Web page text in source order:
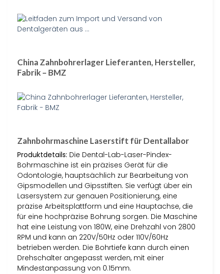
China Zahnbohrerlager Lieferanten, Hersteller,
Fabrik – BMZ
Zahnbohrmaschine Laserstift für Dentallabor
Produktdetails: Die Dental-Lab-Laser-Pindex-
Bohrmaschine ist ein präzises Gerät für die
Odontologie, hauptsächlich zur Bearbeitung von
Gipsmodellen und Gipsstiften. Sie verfügt über ein
Lasersystem zur genauen Positionierung, eine
präzise Arbeitsplattform und eine Hauptachse, die
für eine hochpräzise Bohrung sorgen. Die Maschine
hat eine Leistung von 180W, eine Drehzahl von 2800
RPM und kann an 220V/50Hz oder 110V/60Hz
betrieben werden. Die Bohrtiefe kann durch einen
Drehschalter angepasst werden, mit einer
Mindestanpassung von 0.15mm.